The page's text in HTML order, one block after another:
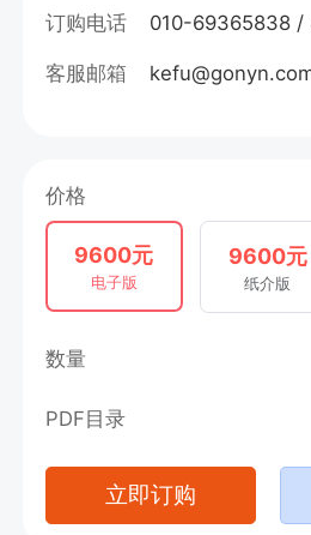
订购电话 010-69365838
客服邮箱
价格
9600元
电子版
9600元
纸介版
数量
PDF目录
立即订购